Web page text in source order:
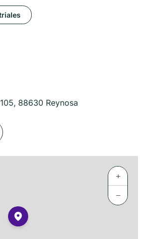
88630 Reynosa
+
−